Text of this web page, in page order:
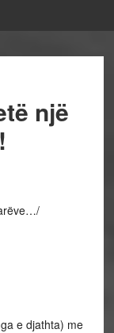
një
e djathta) me